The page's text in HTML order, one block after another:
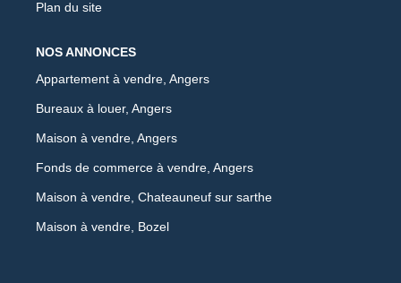
Plan du site
NOS ANNONCES
Appartement à vendre, Angers
Bureaux à louer, Angers
Maison à vendre, Angers
Fonds de commerce à vendre, Angers
Maison à vendre, Chateauneuf sur sarthe
Maison à vendre, Bozel